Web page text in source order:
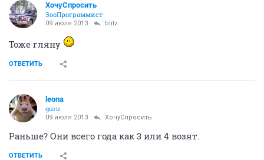
ХочуСпросить
ЗооПрограммист
09 июля 2013 blitz
Тоже гляну
ОТВЕТИТЬ
leona
guru
09 июля 2013 ХочуСпросить
Раньше? Они всего года как 3 или 4 возят.
ОТВЕТИТЬ